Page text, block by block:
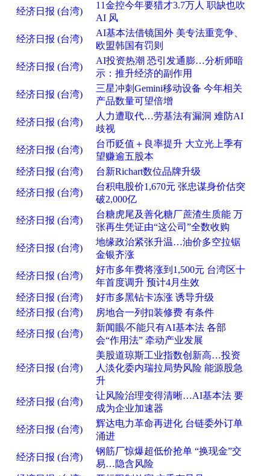
经济日报 (台湾)
11金控今年要猎才3.7万人 职缺也吹
AI 风
经济日报 (台湾)
AI基本法借镜国外 美专法重竞争、
欧盟韩国有罚则
经济日报 (台湾)
AI投资热潮 恐引发通膨…分析师暗
示：推升经济的副作用
经济日报 (台湾)
三星冲刺Gemini移动设备 今年相关
产品数量可望倍增
经济日报 (台湾)
人力遭取代…劳基法有漏洞 难防AI
歧视
经济日报 (台湾)
台币贬值＋良率提升 大立光上季有
望赚逾五股本
经济日报 (台湾)
台新Richart数位品牌升级
经济日报 (台湾)
台积电股价1,670元 张忠谋身价估突
破2,000亿
经济日报 (台湾)
台糖虎尾及善化糖厂蔗渣生质能 万
张再生凭证由“这公司”全数收购
经济日报 (台湾)
地缘政治紧张升温…油价多空拉锯
金银齐涨
经济日报 (台湾)
好市多年费将涨到1,500元 台湾区十
年首度调升 预计4月生效
经济日报 (台湾)
好市多黑钻卡冻涨 诱导升级
经济日报 (台湾)
房地合一列扣装修费 有条件
经济日报 (台湾)
新闻眼∕不能只有AI基本法 各部
会“作用法” 牵动产业发展
经济日报 (台湾)
美股道琼斯工业指数创新高…投资
人淡化委内瑞拉局势风险 能源股急
升
经济日报 (台湾)
让风险治理变得清晰…AI基本法 要
成为企业加速器
经济日报 (台湾)
辉达电力革命再进化 台链委外订单
涌进
经济日报 (台湾)
钢筋厂惊爆超低价抢单 “换现金”交
易…隐含风险